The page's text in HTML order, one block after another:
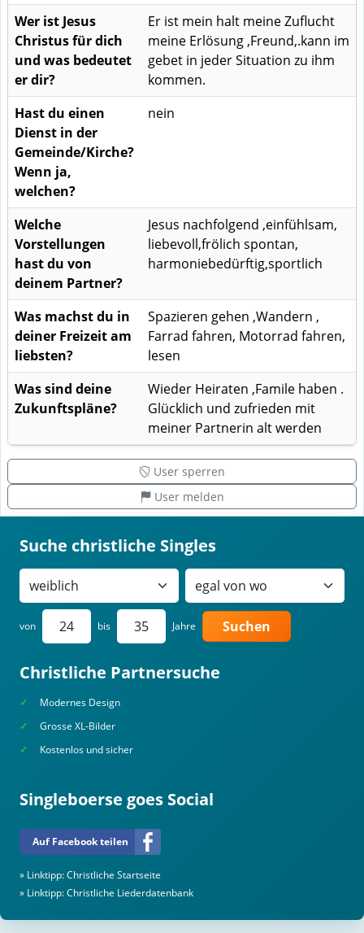
Wer ist Jesus
Christus für dich
und was bedeutet
er dir?
Er ist mein halt meine Zuflucht
meine Erlösung ,Freund,.kann im
gebet in jeder Situation zu ihm
kommen.
Hast du einen
Dienst in der
Gemeinde/Kirche?
Wenn ja,
welchen?
nein
Welche
Vorstellungen
hast du von
deinem Partner?
Jesus nachfolgend ,einfühlsam,
liebevoll,frölich spontan,
harmoniebedürftig,sportlich
Was machst du in
deiner Freizeit am
liebsten?
Spazieren gehen ,Wandern ,
Farrad fahren, Motorrad fahren,
lesen
Was sind deine
Zukunftspläne?
Wieder Heiraten ,Famile haben .
Glücklich und zufrieden mit
meiner Partnerin alt werden
User sperren
User melden
Suche christliche Singles
von bis Jahre Suchen
Christliche Partnersuche
Modernes Design
Grosse XL-Bilder
Kostenlos und sicher
Singleboerse goes Social
Auf Facebook teilen
» Linktipp:Christliche Startseite
» Linktipp:Christliche Liederdatenbank